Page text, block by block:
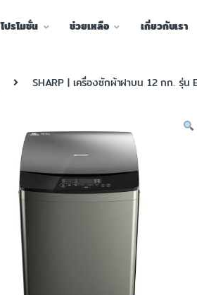
โปรโมชั่น ช่วยเหลือ เกี่ยวกับเรา
SHARP | เครื่องซักผ้าฝาบน 12 กก. รุ่น